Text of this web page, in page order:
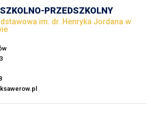
PRZEDSZKOLNY
im. dr. Henryka Jordana w